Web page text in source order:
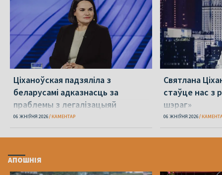
Ціханоўская падзяліла з
беларусамі адказнасць за
праблемы з легалізацыяй
06 ЖНІЎНЯ 2026 КАМЕНТАР
Святлана
стаўце нас з
шэраг»
06 ЖНІЎНЯ 2026
АПОШНІЯ